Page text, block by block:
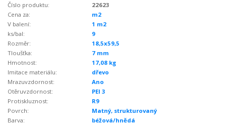
Číslo produktu:
22623
Cena za:
m2
V balení:
1 m2
ks/bal:
9
Rozměr:
18,5x59,5
Tloušťka:
7 mm
Hmotnost:
17,08 kg
Imitace materiálu:
dřevo
Mrazuvzdornost:
Ano
Otěruvzdornost:
PEI 3
Protiskluznost:
R9
Povrch:
Matný, strukturovaný
Barva:
béžová/hnědá